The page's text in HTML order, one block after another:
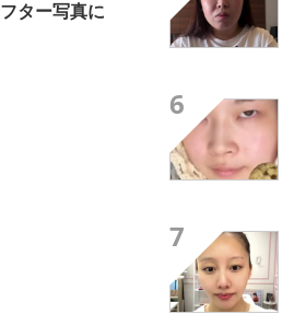
ター写真に
6
7